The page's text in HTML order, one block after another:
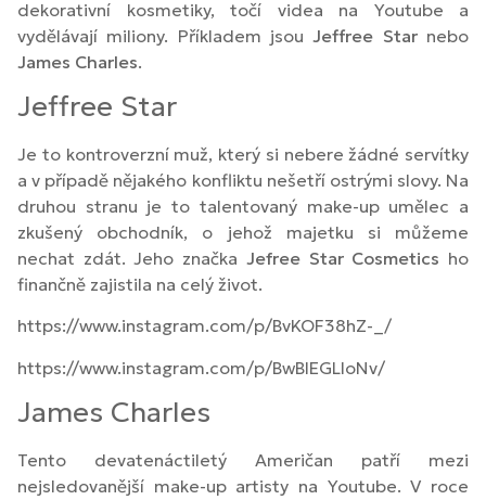
dekorativní kosmetiky, točí videa na Youtube a
vydělávají miliony. Příkladem jsouJeffree Starnebo
James Charles.
Jeffree Star
Je to kontroverzní muž, který si nebere žádné servítky
a v případě nějakého konfliktu nešetří ostrými slovy. Na
druhou stranu je to talentovaný make-up umělec a
zkušený obchodník, o jehož majetku si můžeme
nechat zdát. Jeho značka Jefree Star Cosmetics ho
finančně zajistila na celý život.
https://www.instagram.com/p/BvKOF38hZ-_/
https://www.instagram.com/p/BwBIEGLloNv/
James Charles
Tento devatenáctiletý Američan patří mezi
nejsledovanější make-up artisty na Youtube. V roce